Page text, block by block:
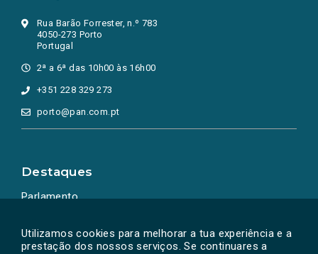
Utilizamos cookies para melhorar a tua experiência e a
prestação dos nossos serviços. Se continuares a
Rua Barão Forrester, n.º 783
4050-273 Porto
Portugal
2ª a 6ª das 10h00 às 16h00
+351 228 329 273
porto@pan.com.pt
Destaques
Parlamento